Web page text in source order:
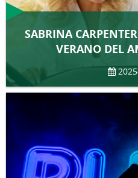
SABRINA
VERANO DEL